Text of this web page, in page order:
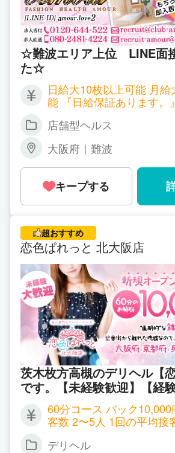
☆難波エリア上位 LINE面
た☆
日給大10枚以上可能 月給大350枚以上可
能 『日給保証あります。』 ※女の子の頑
名ボーナスも高額付きます！！ そ
店舗型ヘルス
大阪府｜難波
キープする
超おすすめ
恋色ぱれっと 北大阪店
茨木枚方高槻のデリヘル【
です。【未経験歓迎】【経
層の良いエリア】【雑費な
送迎】経験豊富なスタッフ
ート致します♪
60分コース バック10,000円以上! 1日の接
客数 2〜5人 1回の
デリヘル